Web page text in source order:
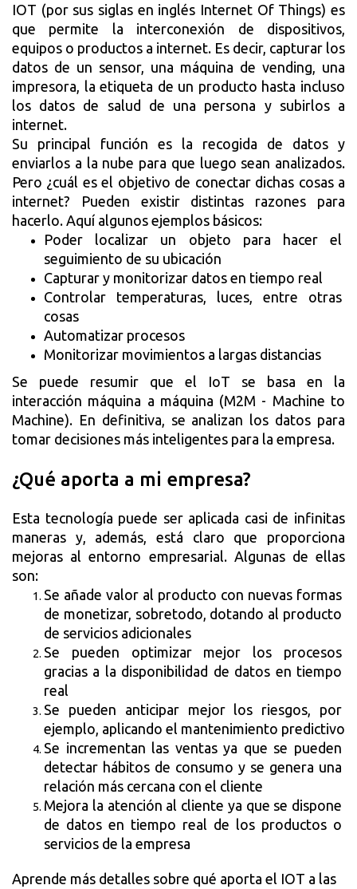
IOT (por sus siglas en inglés Internet Of Things) es
que permite la interconexión de dispositivos,
equipos o productos a internet. Es decir, capturar los
datos de un sensor, una máquina de vending, una
impresora, la etiqueta de un producto hasta incluso
los datos de salud de una persona y subirlos a
internet.
Su principal función es la recogida de datos y
enviarlos a la nube para que luego sean analizados.
Pero ¿cuál es el objetivo de conectar dichas cosas a
internet? Pueden existir distintas razones para
hacerlo. Aquí algunos ejemplos básicos:
Poder localizar un objeto para hacer el
seguimiento de su ubicación
Capturar y monitorizar datos en tiempo real
Controlar temperaturas, luces, entre otras
cosas
Automatizar procesos
Monitorizar movimientos a largas distancias
Se puede resumir que el IoT se basa en la
interacción máquina a máquina (M2M - Machine to
Machine). En definitiva, se analizan los datos para
tomar decisiones más inteligentes para la empresa.
¿Qué aporta a mi empresa?
Esta tecnología puede ser aplicada casi de infinitas
maneras y, además, está claro que proporciona
mejoras al entorno empresarial. Algunas de ellas
son:
Se añade valor al producto con nuevas formas
de monetizar, sobretodo, dotando al producto
de servicios adicionales
Se pueden optimizar mejor los procesos
gracias a la disponibilidad de datos en tiempo
real
Se pueden anticipar mejor los riesgos, por
ejemplo, aplicando el mantenimiento predictivo
Se incrementan las ventas ya que se pueden
detectar hábitos de consumo y se genera una
relación más cercana con el cliente
Mejora la atención al cliente ya que se dispone
de datos en tiempo real de los productos o
servicios de la empresa
Aprende más detalles sobre qué aporta el IOT a las